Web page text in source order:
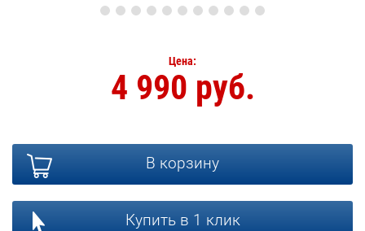
Цена:
4 990 руб.
В корзину
Купить в 1 клик